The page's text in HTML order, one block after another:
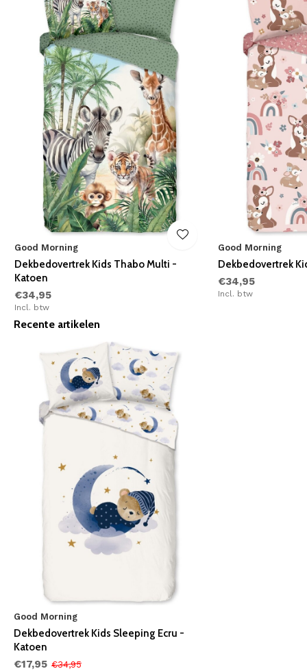
Good Morning
Dekbedovertrek Kids Thabo Multi -
Katoen
€34,95
Incl. btw
Good Morning
Dekbedovertrek
€34,95
Incl. btw
Recente artikelen
Good Morning
Dekbedovertrek Kids Sleeping Ecru -
Katoen
€17,95 €34,95